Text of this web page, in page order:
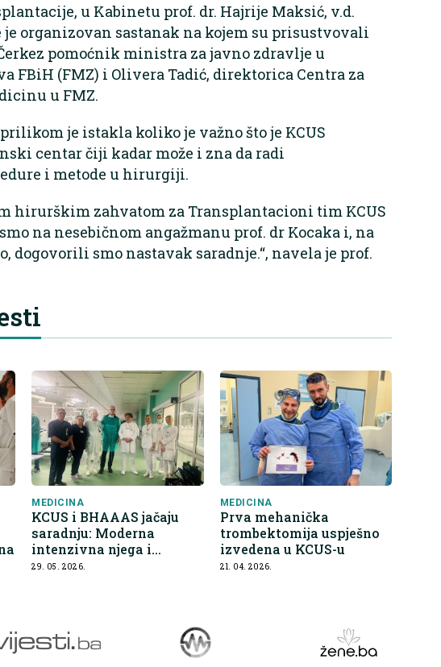
u Kabinetu prof. dr. Hajrije Maksić, v.d.
organizovan sastanak na kojem su prisustvovali
pomoćnik ministra za javno zdravlje u
FBiH (FMZ) i Olivera Tadić, direktorica Centra za
u FMZ.
je istakla koliko je važno što je KCUS
centar čiji kadar može i zna da radi
i metode u hirurgiji.
hirurškim zahvatom za Transplantacioni tim KCUS
na nesebičnom angažmanu prof. dr Kocaka i, na
dogovorili smo nastavak saradnje.“, navela je prof.
MEDICINA
KCUS i BHAAAS jačaju
saradnju: Moderna
intenzivna njega i
edukacija kadra
29. 05. 2026.
MEDICINA
Prva mehanička
trombektomija uspješno
izvedena u KCUS-u
21. 04. 2026.